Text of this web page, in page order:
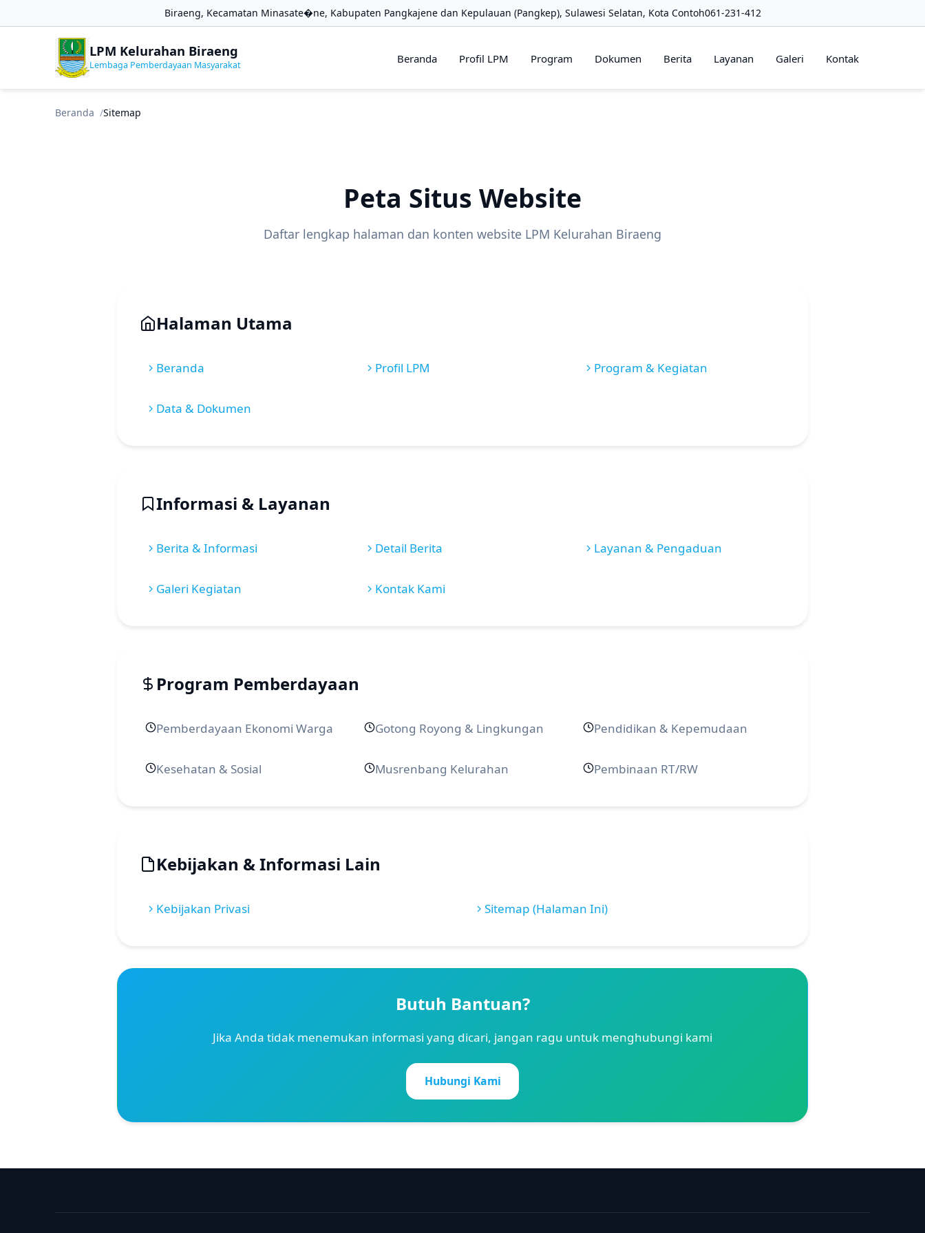
Biraeng, Kecamatan Minasate�ne, Kabupaten Pangkajene dan Kepulauan (Pangkep), Sulawesi Selatan, Kota Contoh061-231-412
LPM Kelurahan Biraeng
Lembaga Pemberdayaan Masyarakat Beranda Profil LPM Program Dokumen Berita Layanan Galeri Kontak
Beranda Sitemap
Peta Situs Website
Daftar lengkap halaman dan konten website LPM Kelurahan Biraeng
Halaman Utama
Beranda Profil LPM Program & Kegiatan
Data & Dokumen
Informasi & Layanan
Berita & Informasi Detail Berita Layanan & Pengaduan
Galeri Kegiatan Kontak Kami
Program Pemberdayaan
Pemberdayaan Ekonomi Warga Gotong Royong & Lingkungan Pendidikan & Kepemudaan
Kesehatan & Sosial Musrenbang Kelurahan Pembinaan RT/RW
Kebijakan & Informasi Lain
Kebijakan Privasi Sitemap (Halaman Ini)
Butuh Bantuan?
Jika Anda tidak menemukan informasi yang dicari, jangan ragu untuk menghubungi kami
Hubungi Kami